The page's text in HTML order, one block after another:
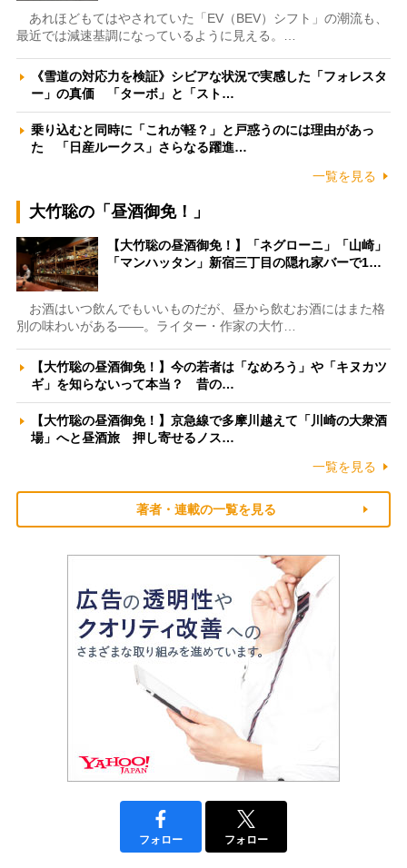
あれほどもてはやされていた「EV（BEV）シフト」の潮流も、
最近では減速基調になっているように見える。…
《雪道の対応力を検証》シビアな状況で実感した「フォレスタ
ー」の真価 「ターボ」と「スト…
乗り込むと同時に「これが軽？」と戸惑うのには理由があっ
た 「日産ルークス」さらなる躍進…
一覧を見る
大竹聡の「昼酒御免！」
【大竹聡の昼酒御免！】「ネグローニ」「山崎」
「マンハッタン」新宿三丁目の隠れ家バーで1…
お酒はいつ飲んでもいいものだが、昼から飲むお酒にはまた格
別の味わいがある――。ライター・作家の大竹…
【大竹聡の昼酒御免！】今の若者は「なめろう」や「キヌカツ
ギ」を知らないって本当？ 昔の…
【大竹聡の昼酒御免！】京急線で多摩川越えて「川崎の大衆酒
場」へと昼酒旅 押し寄せるノス…
一覧を見る
著者・連載の一覧を見る
フォロー フォロー